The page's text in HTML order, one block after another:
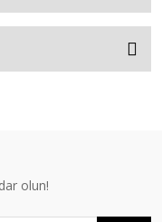
olun!